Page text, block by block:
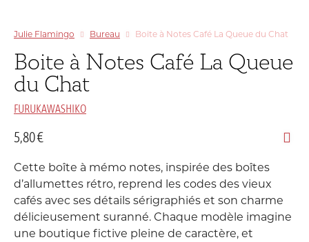
Julie Flamingo Bureau Boite à Notes Café La Queue du Chat
Boite à Notes Café La Queue
du Chat
FURUKAWASHIKO
5,80€
Cette boîte à mémo notes, inspirée des boîtes
d’allumettes rétro, reprend les codes des vieux
cafés avec ses détails sérigraphiés et son charme
délicieusement suranné. Chaque modèle imagine
une boutique fictive pleine de caractère, et